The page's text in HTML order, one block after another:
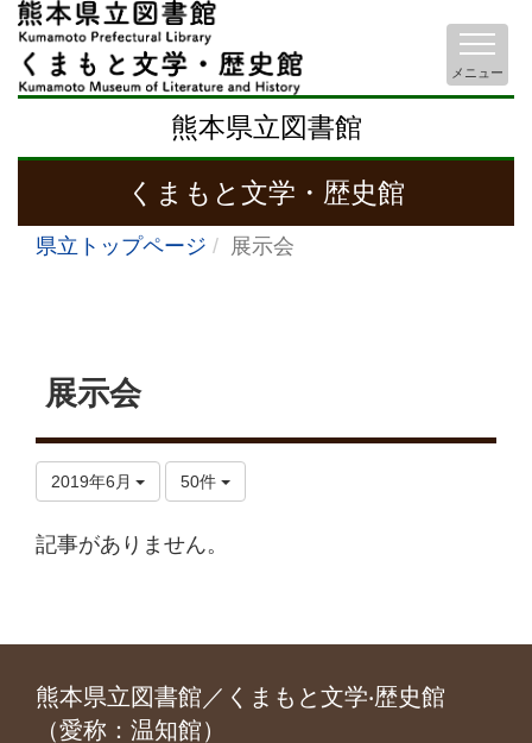
熊本県立図書館
くまもと文学・歴史館
メニュー
県立トップページ 展示会
展示会
2019年6月 50件
記事がありません。
熊本県立図書館／くまもと文学‧歴史館
（愛称：温知館）